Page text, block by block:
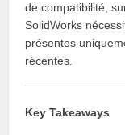
de compatibilité,
SolidWorks
présentes
récentes.
Key Takeaways